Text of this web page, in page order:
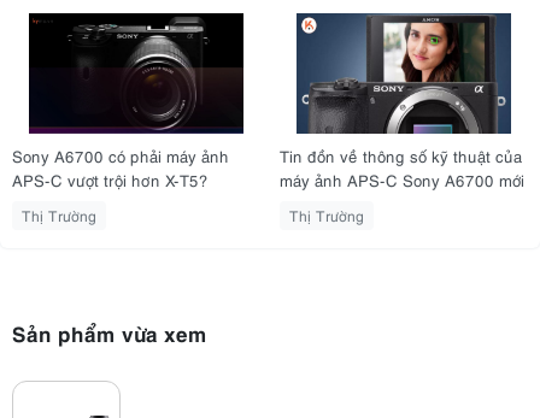
Thượng Cho Vlogger!
Sony A6700 có phải máy ảnh
APS-C vượt trội hơn X-T5?
Thị Trường
Tin đồn về thông số kỹ thuật của
máy ảnh APS-C Sony A6700 mới
Thị Trường
Sản phẩm vừa xem